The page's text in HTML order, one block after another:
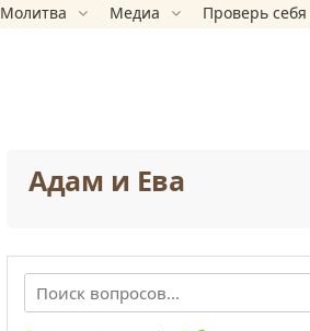
Молитва Медиа Проверь себя
Адам и Ева